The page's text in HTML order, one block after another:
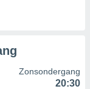
Zonsondergang
20:30